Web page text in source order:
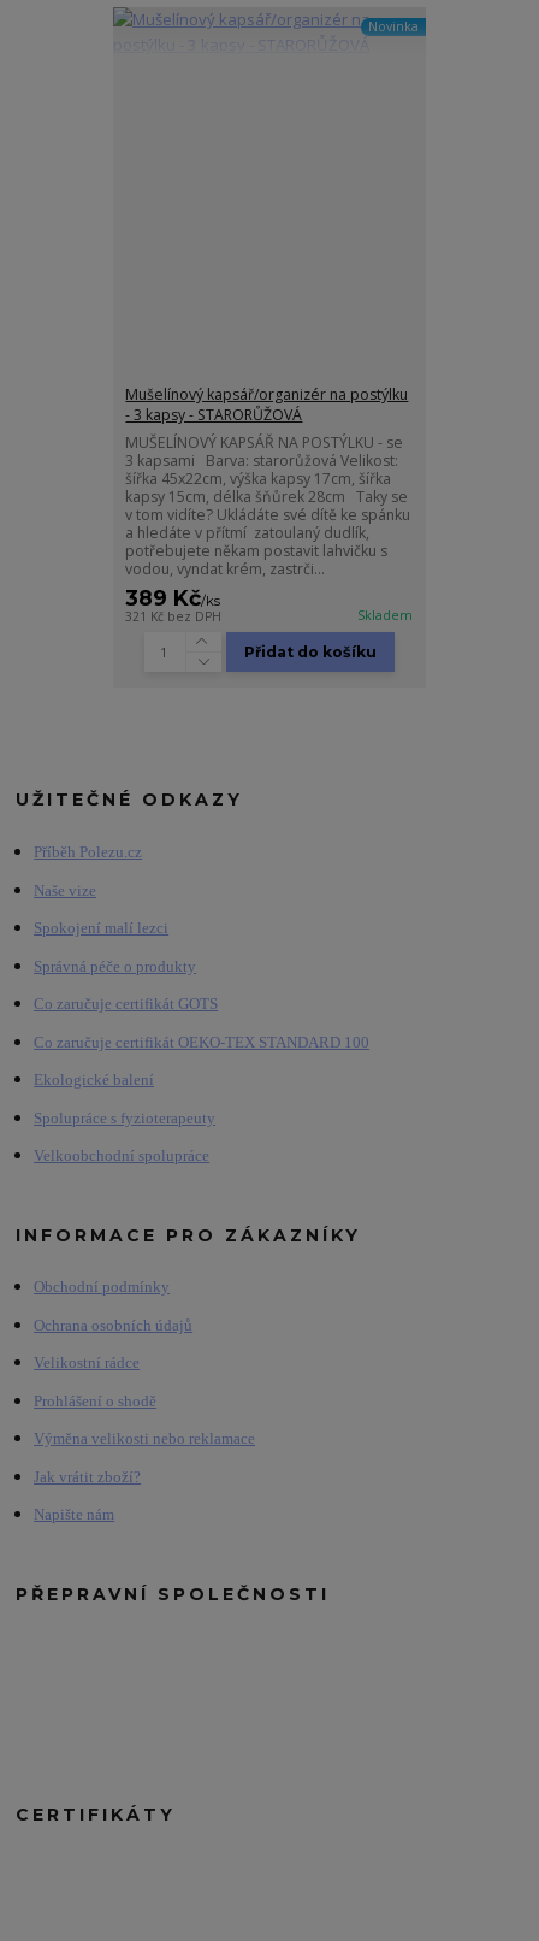
Novinka
Mušelínový kapsář/organizér na postýlku
- 3 kapsy - STARORŮŽOVÁ
MUŠELÍNOVÝ KAPSÁŘ NA POSTÝLKU - se
3 kapsami Barva: starorůžová Velikost:
šířka 45x22cm, výška kapsy 17cm, šířka
kapsy 15cm, délka šňůrek 28cm Taky se
v tom vidíte? Ukládáte své dítě ke spánku
a hledáte v přítmí zatoulaný dudlík,
potřebujete někam postavit lahvičku s
vodou, vyndat krém, zastrči...
389 Kč/ks
321 Kč bez DPH Skladem
Přidat do košíku
UŽITEČNÉ ODKAZY
Příběh Polezu.cz
Naše vize
Spokojení malí lezci
Správná péče o produkty
Co zaručuje certifikát GOTS
Co zaručuje certifikát OEKO-TEX STANDARD 100
Ekologické balení
Spolupráce s fyzioterapeuty
Velkoobchodní spolupráce
INFORMACE PRO ZÁKAZNÍKY
Obchodní podmínky
Ochrana osobních údajů
Velikostní rádce
Prohlášení o shodě
Výměna velikosti nebo reklamace
Jak vrátit zboží?
Napište nám
PŘEPRAVNÍ SPOLEČNOSTI
CERTIFIKÁTY